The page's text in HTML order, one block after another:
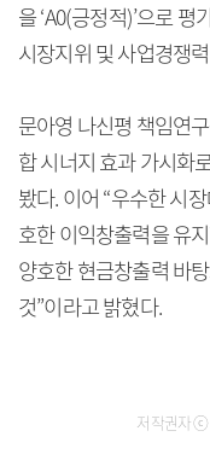
을 ‘A0(긍정적)’으로
시장지위 및 사업경쟁
문아영 나신평 책임연
합 시너지 효과 가시화
봤다. 이어 “우수한 시
호한 이익창출력을 유
양호한 현금창출력 바
것”이라고 밝혔다.
저작권자 ⓒ